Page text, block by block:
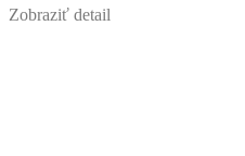
Zobraziť detail